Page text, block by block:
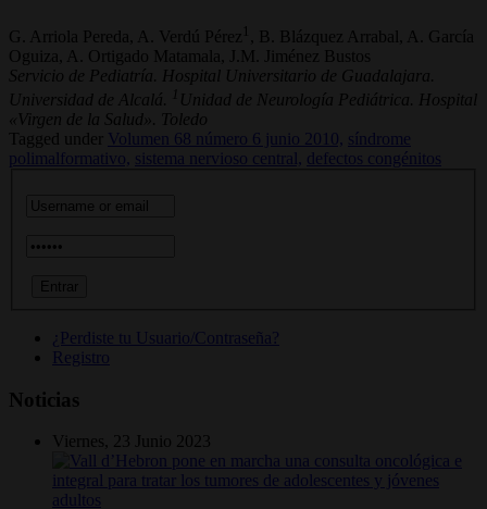
G. Arriola Pereda, A. Verdú Pérez 1
, B. Blázquez Arrabal, A. García
Oguiza, A. Ortigado Matamala, J.M. Jiménez Bustos
Servicio de Pediatría. Hospital Universitario de Guadalajara.
Universidad de Alcalá. 1 Unidad de Neurología Pediátrica. Hospital
«Virgen de la Salud». Toledo
Tagged under
Volumen 68 número 6 junio 2010, síndrome
polimalformativo, sistema nervioso central, defectos congénitos
¿Perdiste tu Usuario/Contraseña?
Registro
Noticias
Viernes, 23 Junio 2023